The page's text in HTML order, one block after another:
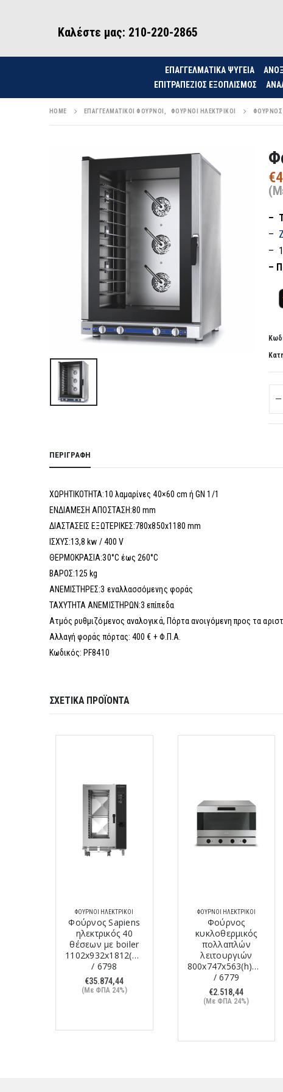
Καλέστε μας: 210-220-2865
ΕΠΑΓΓΕΛΜΑΤΙΚΑ ΨΥΓΕΙΑ
ΕΠΙΤΡΑΠΈΖΙΟΣ ΕΞΟΠΛΙΣΜΌΣ
HOME ΕΠΑΓΓΕΛΜΑΤΙΚΟΊ ΦΟΎΡΝΟΙ ΦΟΎΡΝΟΙ ΗΛΕΚΤΡΙΚΟΊ ΦΟΎΡΝΟΣ
€
–
–
– 1
–
ΠΕΡΙΓΡΑΦΉ
ΧΩΡΗΤΙΚΟΤΗΤΑ:10 λαμαρίνες 40×60 cm ή GN 1/1
ΕΝΔΙΑΜΕΣΗ ΑΠΟΣΤΑΣΗ:80 mm
ΔΙΑΣΤΑΣΕΙΣ ΕΞΩΤΕΡΙΚΕΣ:780x850x1180 mm
ΙΣΧΥΣ:13,8 kw / 400 V
ΘΕΡΜΟΚΡΑΣΙΑ:30°C έως 260°C
ΒΑΡΟΣ:125 kg
ΑΝΕΜΙΣΤΗΡΕΣ:3 εναλλασσόμενης φοράς
ΤΑΧΥΤΗΤΑ ΑΝΕΜΙΣΤΗΡΩΝ:3 επίπεδα
Ατμός ρυθμιζόμενος αναλογικά, Πόρτα ανοιγόμενη προς τα
Αλλαγή φοράς πόρτας: 400 € + Φ.Π.Α.
Κωδικός: PF8410
ΣΧΕΤΙΚΆ ΠΡΟΪΌΝΤΑ
ΦΟΎΡΝΟΙ ΗΛΕΚΤΡΙΚΟΊ
Φούρνος Sapiens
ηλεκτρικός 40
θέσεων με boiler
1102x932x1812(h)mm
/ 6798
€35.874,44
(Με ΦΠΑ 24%)
ΦΟΎΡΝΟΙ ΗΛΕΚΤΡΙΚΟΊ
Φούρνος
κυκλοθερμικός
πολλαπλών
λειτουργιών
800x747x563(h)mm
/ 6779
€2.518,44
(Με ΦΠΑ 24%)